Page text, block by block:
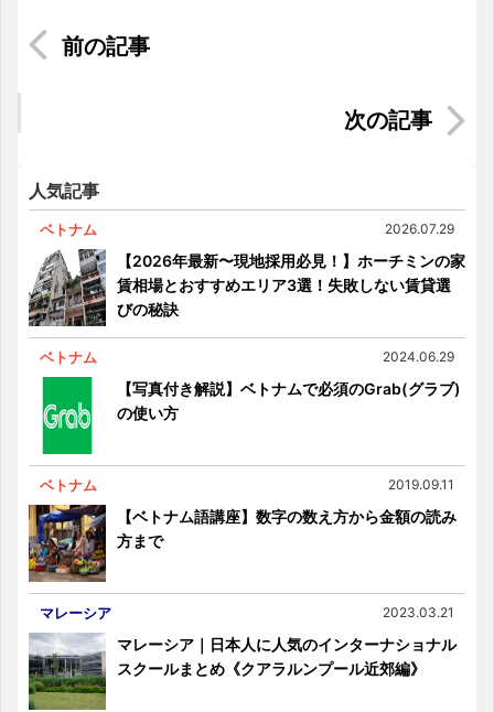
ホーチミンの貧しい人々を支える「無料」のボラ
ホーチミン市内で「コスパ最強の居住エリア」は
人気記事
ベトナム 2026.07.29
【2026年最新〜現地採用必見！】ホーチミンの家
賃相場とおすすめエリア3選！失敗しない賃貸選
びの秘訣
ベトナム 2024.06.29
【写真付き解説】ベトナムで必須のGrab(グラブ)
の使い方
ベトナム 2019.09.11
【ベトナム語講座】数字の数え方から金額の読み
方まで
マレーシア 2023.03.21
マレーシア｜日本人に人気のインターナショナル
スクールまとめ《クアラルンプール近郊編》